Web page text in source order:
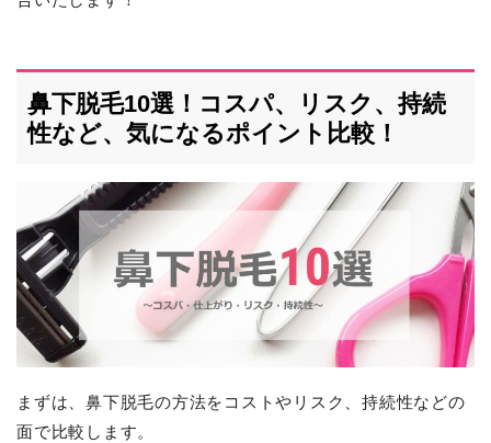
鼻下脱毛10選！コスパ、リスク、持続
性など、気になるポイント比較！
まずは、鼻下脱毛の方法をコストやリスク、持続性などの
面で比較します。